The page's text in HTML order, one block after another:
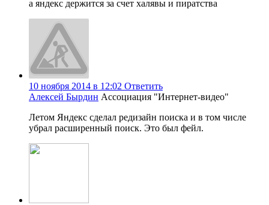
а яндекс держится за счет халявы и пиратства
10 ноября 2014 в 12:02 Ответить
Алексей Бырдин Ассоциация "Интернет-видео"
Летом Яндекс сделал редизайн поиска и в том числе
убрал расширенный поиск. Это был фейл.